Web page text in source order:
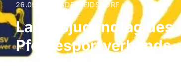
26.09.2026 ADELHEIDSDORF
Landesjugendtag des
Pferdesportverbands
Hannover